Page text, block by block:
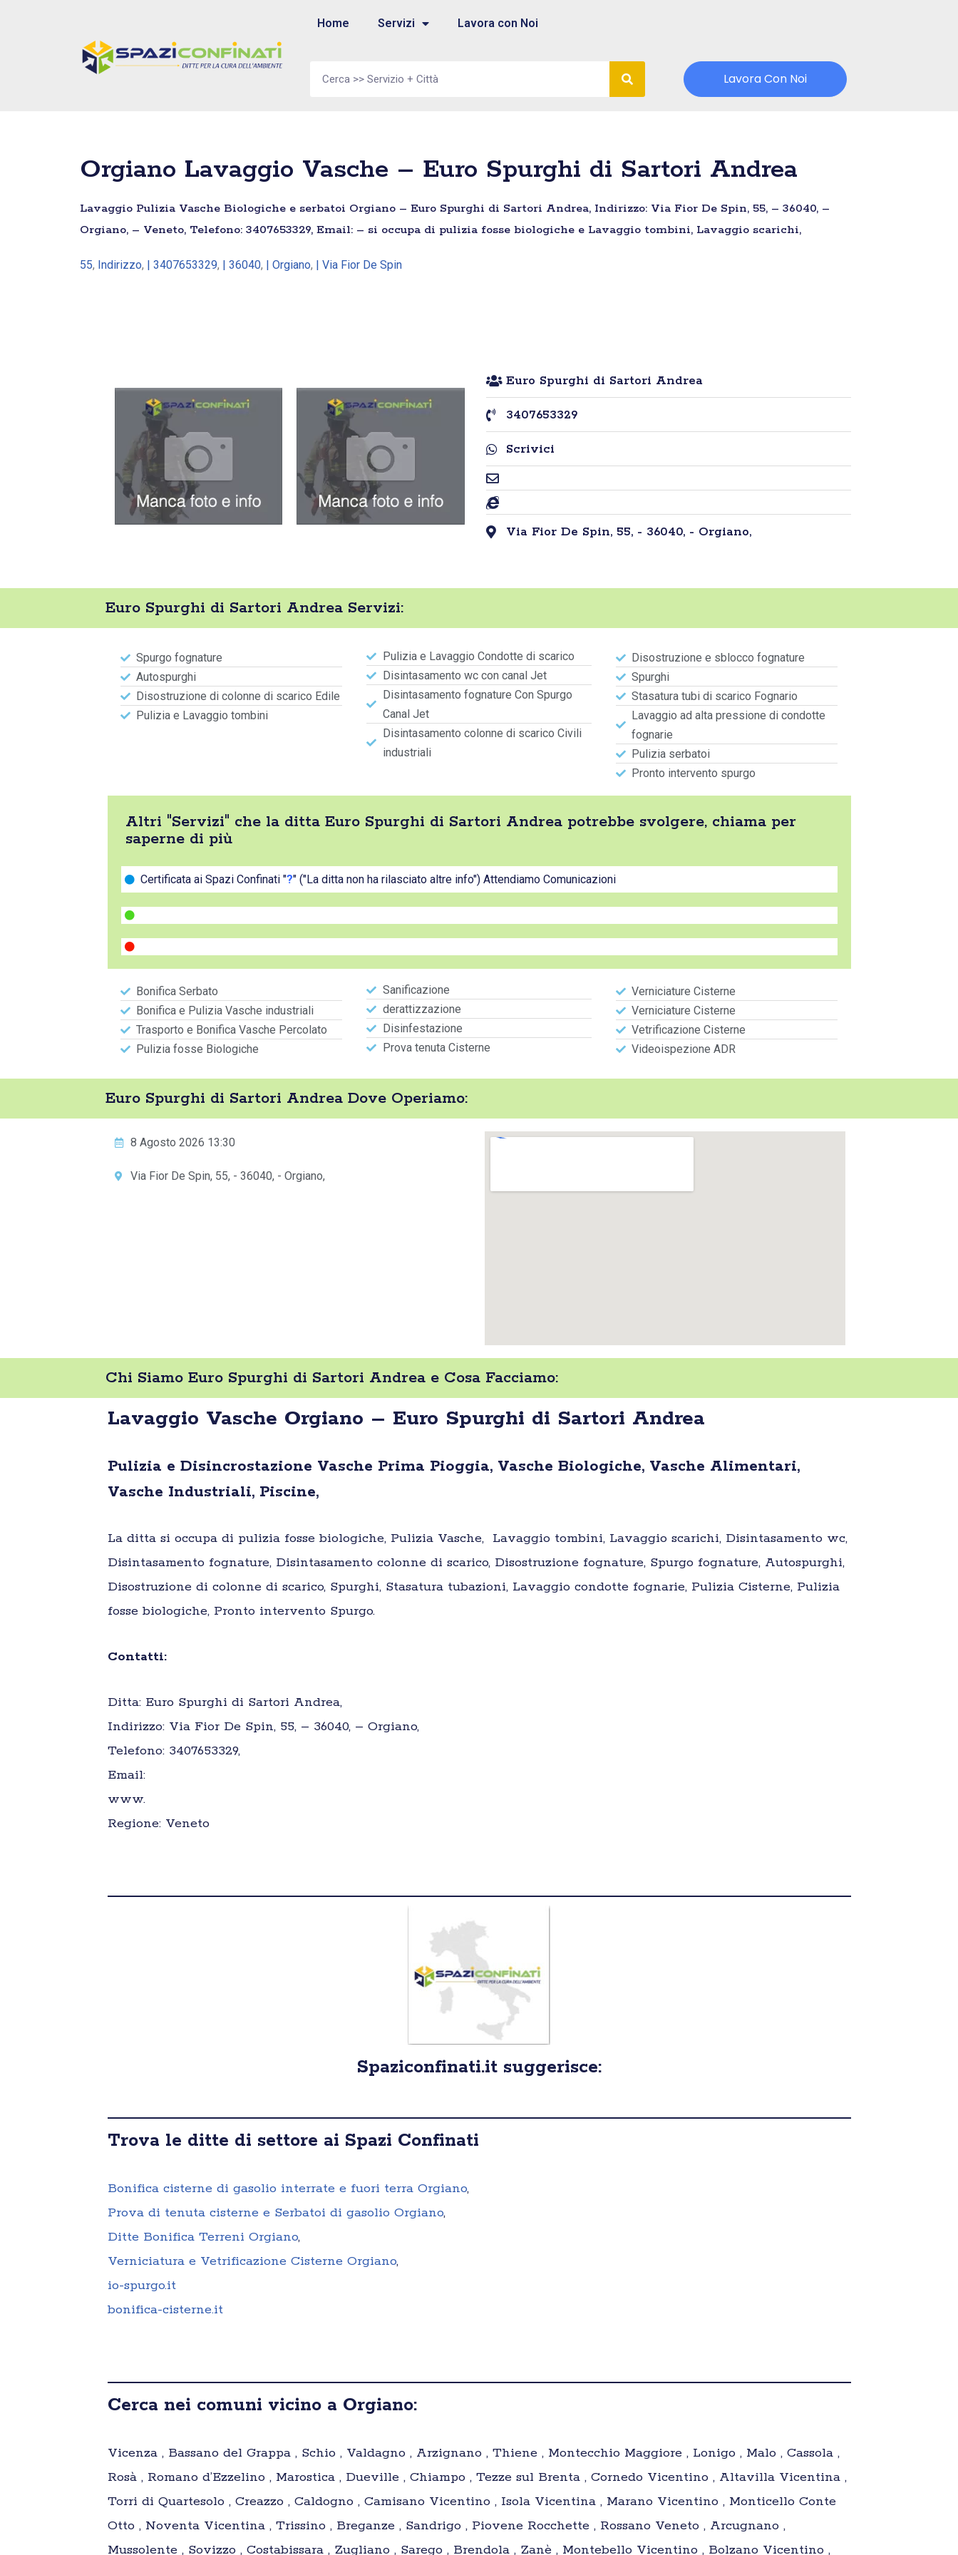
Home Servizi Lavora con Noi
Lavora Con Noi
Orgiano Lavaggio Vasche – Euro Spurghi di Sartori Andrea
Lavaggio Pulizia Vasche Biologiche e serbatoi Orgiano – Euro Spurghi di Sartori Andrea, Indirizzo: Via Fior De Spin, 55, – 36040, –
Orgiano, – Veneto, Telefono: 3407653329, Email: – si occupa di pulizia fosse biologiche e Lavaggio tombini, Lavaggio scarichi,
55, Indirizzo, | 3407653329, | 36040, | Orgiano, | Via Fior De Spin
Euro Spurghi di Sartori Andrea
3407653329
Scrivici
Via Fior De Spin, 55, - 36040, - Orgiano,
Euro Spurghi di Sartori Andrea Servizi:
Spurgo fognature
Autospurghi
Disostruzione di colonne di scarico Edile
Pulizia e Lavaggio tombini
Pulizia e Lavaggio Condotte di scarico
Disintasamento wc con canal Jet
Disintasamento fognature Con Spurgo
Canal Jet
Disintasamento colonne di scarico Civili
industriali
Disostruzione e sblocco fognature
Spurghi
Stasatura tubi di scarico Fognario
Lavaggio ad alta pressione di condotte
fognarie
Pulizia serbatoi
Pronto intervento spurgo
Altri "Servizi" che la ditta Euro Spurghi di Sartori Andrea potrebbe svolgere, chiama per
saperne di più
Certificata ai Spazi Confinati "?" ("La ditta non ha rilasciato altre info") Attendiamo Comunicazioni
Bonifica Serbato
Bonifica e Pulizia Vasche industriali
Trasporto e Bonifica Vasche Percolato
Pulizia fosse Biologiche
Sanificazione
derattizzazione
Disinfestazione
Prova tenuta Cisterne
Verniciature Cisterne
Verniciature Cisterne
Vetrificazione Cisterne
Videoispezione ADR
Euro Spurghi di Sartori Andrea Dove Operiamo:
8 Agosto 2026 13:30
Via Fior De Spin, 55, - 36040, - Orgiano,
Chi Siamo Euro Spurghi di Sartori Andrea e Cosa Facciamo:
Lavaggio Vasche Orgiano – Euro Spurghi di Sartori Andrea
Pulizia e Disincrostazione Vasche Prima Pioggia, Vasche Biologiche, Vasche Alimentari,
Vasche Industriali, Piscine,
La ditta si occupa di pulizia fosse biologiche, Pulizia Vasche, Lavaggio tombini, Lavaggio scarichi, Disintasamento wc,
Disintasamento fognature, Disintasamento colonne di scarico, Disostruzione fognature, Spurgo fognature, Autospurghi,
Disostruzione di colonne di scarico, Spurghi, Stasatura tubazioni, Lavaggio condotte fognarie, Pulizia Cisterne, Pulizia
fosse biologiche, Pronto intervento Spurgo.
Contatti:
Ditta: Euro Spurghi di Sartori Andrea,
Indirizzo: Via Fior De Spin, 55, – 36040, – Orgiano,
Telefono: 3407653329,
Email:
www.
Regione: Veneto
Spaziconfinati.it suggerisce:
Trova le ditte di settore ai Spazi Confinati
Bonifica cisterne di gasolio interrate e fuori terra Orgiano,
Prova di tenuta cisterne e Serbatoi di gasolio Orgiano,
Ditte Bonifica Terreni Orgiano,
Verniciatura e Vetrificazione Cisterne Orgiano,
io-spurgo.it
bonifica-cisterne.it
Cerca nei comuni vicino a Orgiano:
Vicenza , Bassano del Grappa , Schio , Valdagno , Arzignano , Thiene , Montecchio Maggiore , Lonigo , Malo , Cassola ,
Rosà , Romano d’Ezzelino , Marostica , Dueville , Chiampo , Tezze sul Brenta , Cornedo Vicentino , Altavilla Vicentina ,
Torri di Quartesolo , Creazzo , Caldogno , Camisano Vicentino , Isola Vicentina , Marano Vicentino , Monticello Conte
Otto , Noventa Vicentina , Trissino , Breganze , Sandrigo , Piovene Rocchette , Rossano Veneto , Arcugnano ,
Mussolente , Sovizzo , Costabissara , Zugliano , Sarego , Brendola , Zanè , Montebello Vicentino , Bolzano Vicentino ,